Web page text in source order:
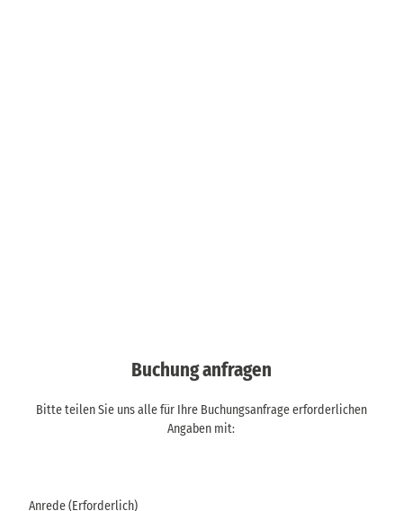
Buchung anfragen
Bitte teilen Sie uns alle für Ihre Buchungsanfrage erforderlichen
Angaben mit:
Anrede(Erforderlich)